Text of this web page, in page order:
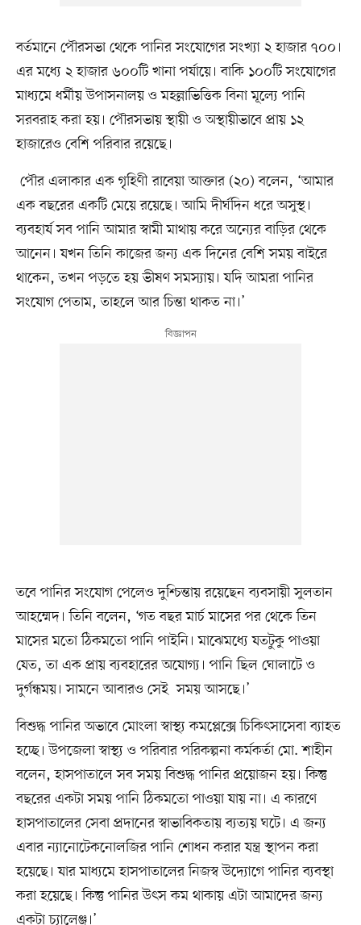
বর্তমা‌নে পৌরসভা থেকে পা‌নির সং‌যোগের সংখ্যা ২ হ‌াজার ৭০০।
এর ম‌ধ্যে ২ হাজার ৬০০টি খানা পর্যা‌য়ে। বা‌কি ১০০টি সং‌যোগের
মাধ্যমে ধর্মীয় উপাসনালয় ও মহল্লাভি‌ত্তিক বিনা মূ‌ল্যে পা‌নি
সরবরাহ করা হয়। পৌরসভায় স্থায়ী ও অস্থায়ীভা‌বে প্রায় ১২
হাজারেও বেশি প‌রিবার রয়েছে।
‌ পৌর এলাকার এক গৃ‌হিণী রা‌বেয়া আক্তার (২০) ব‌লেন, ‘আমার
এক বছরের এক‌টি মেয়ে র‌য়ে‌ছে। আমি দীর্ঘদিন ধ‌রে অসুস্থ।
ব্যবহার্য সব পা‌নি আমার স্বামী মাথায় ক‌রে অন্যের বা‌ড়ির থে‌কে
আনেন। যখন তিনি কা‌জের জন্য এক দি‌নের বেশি সময় বাইরে
থা‌কেন, তখন পড়‌তে হয় ভীষণ সমস্যায়। য‌দি আমরা পা‌নির
সং‌যোগ পেতাম, তাহ‌লে আর চিন্তা থাক‌ত না।’
তবে পানির সংযোগ পেলেও দুশ্চিন্তায় রয়েছেন ব্যবসায়ী সুলতান
আহ‌ম্মেদ। তিনি বলেন, ‘গত বছর মার্চ মা‌সের পর থে‌কে তিন
মা‌সের মতো ঠিকমতো পা‌নি পাইনি। মা‌ঝেম‌ধ্যে যতটুকু পাওয়া
যে‌ত, তা এক প্রায় ব্যবহা‌রের অযোগ্য। পা‌নি ছিল ঘোলা‌টে ও
দুর্গন্ধময়। সাম‌নে আবারও সেই সময় আস‌ছে।’
বিশুদ্ধ পানির অভাবে মোংলা স্বাস্থ্য কমপ্লেক্সে চিকিৎসাসেবা ব্যাহত
হচ্ছে। উপ‌জেলা স্বাস্থ্য ও প‌রিবার প‌রিকল্পনা কর্মকর্তা মো. শাহীন
বলেন, হাসপাতা‌লে সব সময় বিশুদ্ধ পা‌নির প্রয়োজন হয়। কিন্তু
বছ‌রের একটা সময় পা‌নি ঠিকমতো পাওয়া যায় না। এ কার‌ণে
হাসপাতা‌লের সেবা প্রদা‌নের স্বাভা‌বিকতায় ব্যত্যয় ঘ‌টে। এ জন্য
এবার ন্যা‌নোটেক‌নোল‌জির পা‌নি শোধন করার যন্ত্র স্থাপন ক‌রা
হয়েছে। যার মাধ্যমে হাসপাতা‌লের নিজস্ব উদ্যোগে পা‌নির ব্যবস্থা
করা হয়ে‌ছে। কিন্তু পা‌নির উৎস কম থাকায় এটা আমা‌দের জন্য
একটা চ্যা‌লেঞ্জ।’